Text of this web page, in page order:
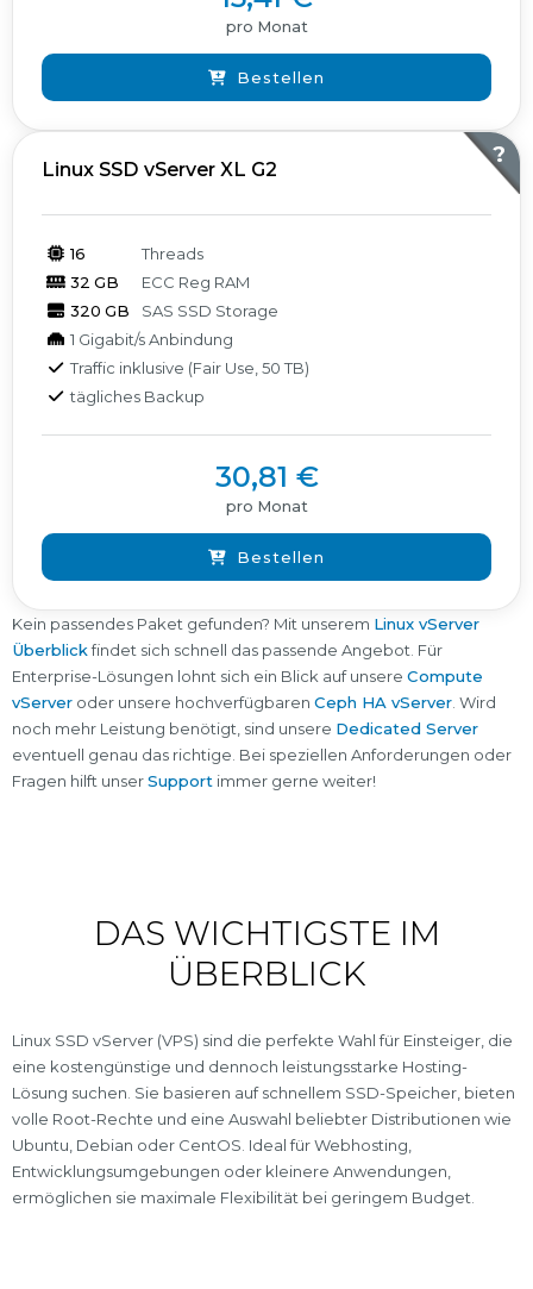
pro Monat
Bestellen
?
Linux SSD vServer XL G2
16
Threads
32 GB
ECC Reg RAM
320 GB
SAS SSD Storage
1 Gigabit/s Anbindung
Traffic inklusive (Fair Use, 50 TB)
tägliches Backup
30,81 €
pro Monat
Bestellen
Kein passendes Paket gefunden? Mit unserem Linux vServer
Überblickfindet sich schnell das passende Angebot. Für
Enterprise-Lösungen lohnt sich ein Blick auf unsere Compute
vServer oder unsere hochverfügbaren Ceph HA vServer . Wird
noch mehr Leistung benötigt, sind unsere Dedicated Server
eventuell genau das richtige. Bei speziellen Anforderungen oder
Fragen hilft unserSupport immer gerne weiter!
DAS WICHTIGSTE IM
ÜBERBLICK
Linux SSD vServer (VPS) sind die perfekte Wahl für Einsteiger, die
eine kostengünstige und dennoch leistungsstarke Hosting-
Lösung suchen. Sie basieren auf schnellem SSD-Speicher, bieten
volle Root-Rechte und eine Auswahl beliebter Distributionen wie
Ubuntu, Debian oder CentOS. Ideal für Webhosting,
Entwicklungsumgebungen oder kleinere Anwendungen,
ermöglichen sie maximale Flexibilität bei geringem Budget.